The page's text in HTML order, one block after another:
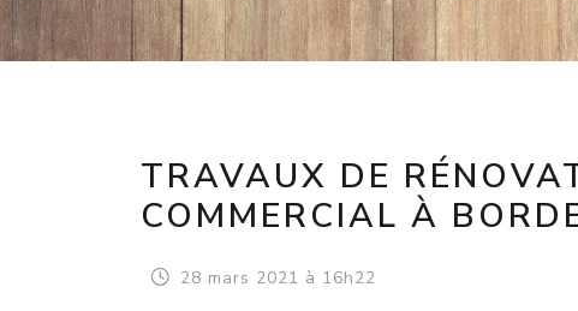
TRAVAUX DE
COMMERCIAL À
28 mars 2021 à 16h22